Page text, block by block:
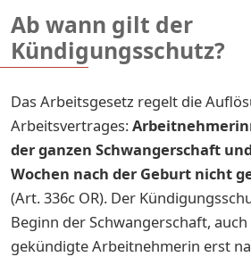
Ab wann gilt der
Kündigungsschutz?
Das Arbeitsgesetz regelt die
Arbeitsvertrages:
der ganzen Schwangerschaft
Wochen nach der Geburt nicht
(Art. 336c OR). Der
Beginn der Schwangerschaft,
gekündigte Arbeitnehmerin erst